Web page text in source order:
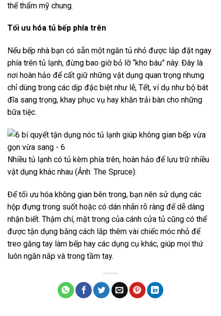
thể thẩm mỹ chung.
Tối ưu hóa tủ bếp phía trên
Nếu bếp nhà bạn có sẵn một ngăn tủ nhỏ được lắp đặt ngay
phía trên tủ lạnh, đừng bao giờ bỏ lỡ “kho báu” này. Đây là
nơi hoàn hảo để cất giữ những vật dụng quan trọng nhưng
chỉ dùng trong các dịp đặc biệt như lễ, Tết, ví dụ như bộ bát
đĩa sang trọng, khay phục vụ hay khăn trải bàn cho những
bữa tiệc.
Nhiều tủ lạnh có tủ kèm phía trên, hoàn hảo để lưu trữ nhiều
vật dụng khác nhau (Ảnh: The Spruce).
Để tối ưu hóa không gian bên trong, bạn nên sử dụng các
hộp đựng trong suốt hoặc có dán nhãn rõ ràng để dễ dàng
nhận biết. Thậm chí, mặt trong của cánh cửa tủ cũng có thể
được tận dụng bằng cách lắp thêm vài chiếc móc nhỏ để
treo găng tay làm bếp hay các dụng cụ khác, giúp mọi thứ
luôn ngăn nắp và trong tầm tay.